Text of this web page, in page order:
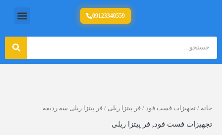
09123340559 منو
خانه / تجهیزات فست فود / فر پیتزا ریلی / فر پیتزا ریلی سه ردیفه
تجهیزات فست فود, فر پیتزا ریلی